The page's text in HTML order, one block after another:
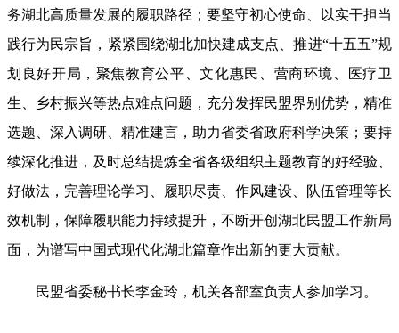
务湖北高质量发展的履职路径；要坚守初心使命、以实干担当
践行为民宗旨，紧紧围绕湖北加快建成支点、推进“十五五”规
划良好开局，聚焦教育公平、文化惠民、营商环境、医疗卫
生、乡村振兴等热点难点问题，充分发挥民盟界别优势，精准
选题、深入调研、精准建言，助力省委省政府科学决策；要持
续深化推进，及时总结提炼全省各级组织主题教育的好经验、
好做法，完善理论学习、履职尽责、作风建设、队伍管理等长
效机制，保障履职能力持续提升，不断开创湖北民盟工作新局
面，为谱写中国式现代化湖北篇章作出新的更大贡献。
民盟省委秘书长李金玲，机关各部室负责人参加学习。